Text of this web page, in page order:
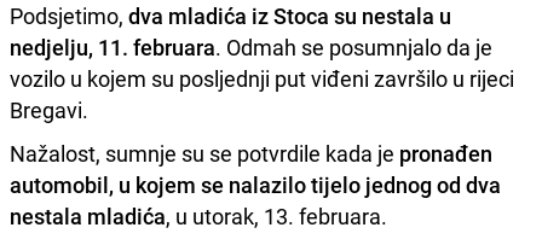
Podsjetimo, dva mladića iz Stoca su nestala u
nedjelju, 11. februara. Odmah se posumnjalo da je
vozilo u kojem su posljednji put viđeni završilo u rijeci
Bregavi.
Nažalost, sumnje su se potvrdile kada je pronađen
automobil, u kojem se nalazilo tijelo jednog od dva
nestala mladića, u utorak, 13. februara.